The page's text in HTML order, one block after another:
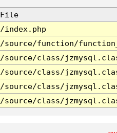
File
/index.php
/source/function/
/source/class/
/source/class/
/source/class/
/source/class/